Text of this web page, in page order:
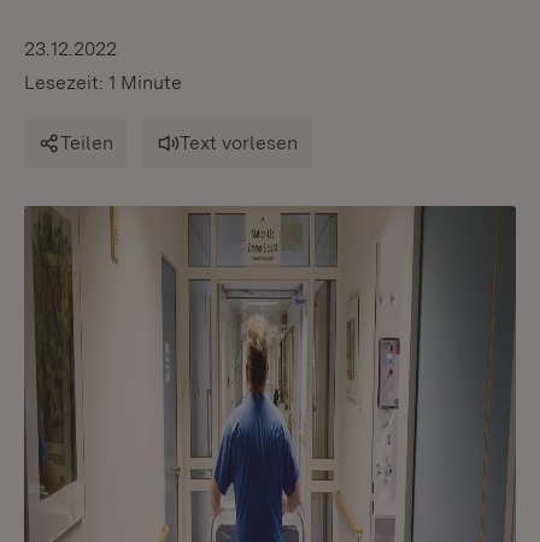
23.12.2022
Lesezeit: 1 Minute
Teilen Text vorlesen